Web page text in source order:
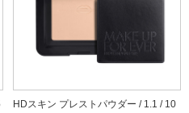
HDスキン プレストパウダー / 1.1 / 10